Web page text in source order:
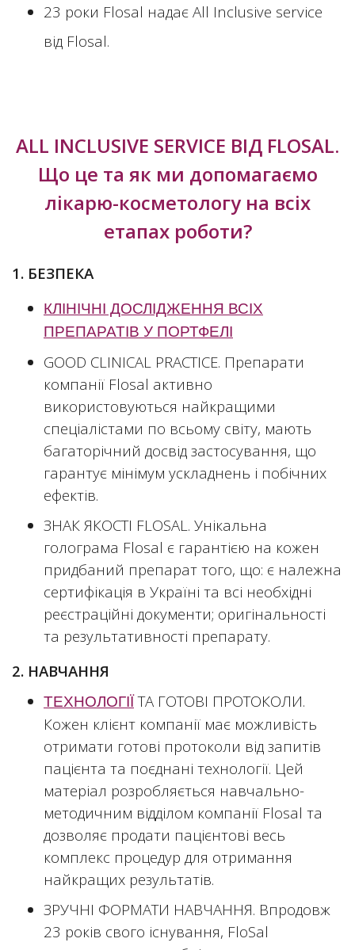
23 роки Flosal надає All Inclusive service
від Flosal.
ALL INCLUSIVE SERVICE ВІД FLOSAL.
Що це та як ми допомагаємо
лікарю-косметологу на всіх
етапах роботи?
1. БЕЗПЕКА
КЛІНІЧНІ ДОСЛІДЖЕННЯ ВСІХ
ПРЕПАРАТІВ У ПОРТФЕЛІ
GOOD CLINICAL PRACTICE. Препарати
компанії Flosal активно
використовуються найкращими
спеціалістами по всьому світу, мають
багаторічний досвід застосування, що
гарантує мінімум ускладнень і побічних
ефектів.
ЗНАК ЯКОСТІ FLOSAL. Унікальна
голограмa Flosal є гарантією на кожен
придбаний препарат того, що: є належна
сертифікація в Україні та всі необхідні
реєстраційні документи; оригінальності
та результативності препарату.
2. НАВЧАННЯ
ТЕХНОЛОГІЇТА ГОТОВІ ПРОТОКОЛИ.
Кожен клієнт компанії має можливість
отримати готові протоколи від запитів
пацієнта та поєднані технології. Цей
матеріал розробляється навчально-
методичним відділом компанії Flosal та
дозволяє продати пацієнтові весь
комплекс процедур для отримання
найкращих результатів.
ЗРУЧНІ ФОРМАТИ НАВЧАННЯ. Впродовж
23 років свого існування, FloSal